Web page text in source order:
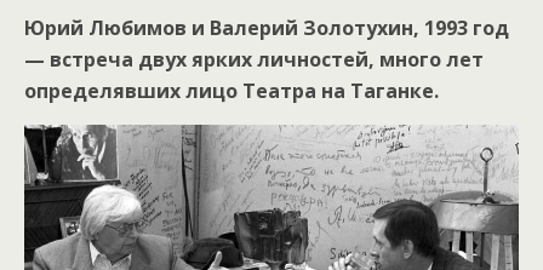
Юрий Любимов и Валерий Золотухин, 1993 год
— встреча двух ярких личностей, много лет
определявших лицо Театра на Таганке.